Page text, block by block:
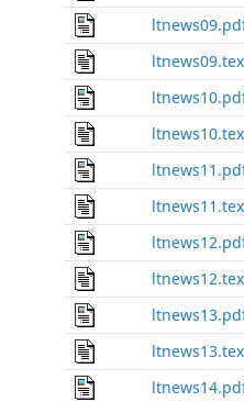
ltnews09.tex
ltnews10.tex
ltnews11.tex
ltnews12.tex
ltnews13.tex